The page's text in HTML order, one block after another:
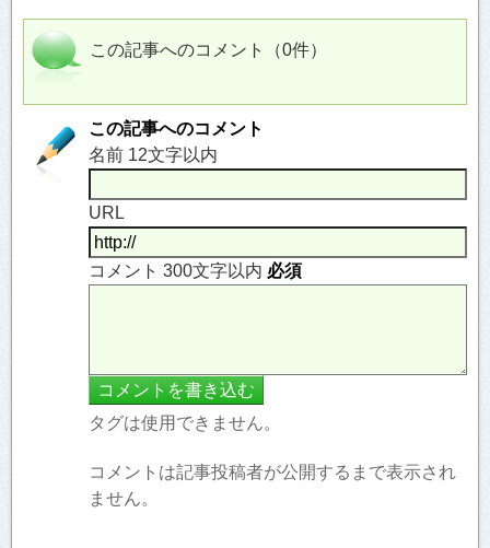
この記事へのコメント（0件）
この記事へのコメント
名前 12文字以内
URL
コメント 300文字以内 必須
タグは使用できません。
コメントは記事投稿者が公開するまで表示され
ません。